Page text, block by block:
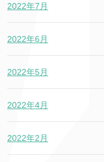
2022年7月
2022年6月
2022年5月
2022年4月
2022年2月